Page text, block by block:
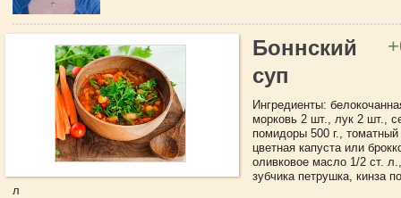
Боннский
суп
Ингредиенты:
морковь 2 шт., лук 2 шт.,
помидоры 500 г., томатный
цветная капуста или
оливковое масло 1/2 ст.
зубчика петрушка, кинза
л